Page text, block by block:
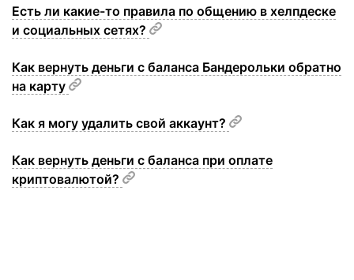
Есть ли какие-то правила по общению в хелпдеске
и социальных сетях?
Как вернуть деньги с баланса Бандерольки обратно
на карту
Как я могу удалить свой аккаунт?
Как вернуть деньги с баланса при оплате
криптовалютой?